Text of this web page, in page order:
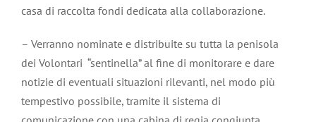
casa di raccolta fondi dedicata alla collaborazione.
– Verranno nominate e distribuite su tutta la penisola
dei Volontari “sentinella” al fine di monitorare e dare
notizie di eventuali situazioni rilevanti, nel modo più
tempestivo possibile, tramite il sistema di